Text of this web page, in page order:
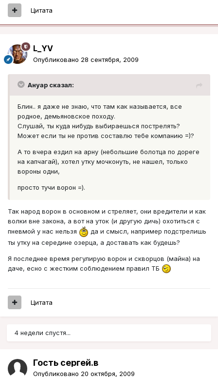
Цитата
L_YV
Опубликовано 28 сентября, 2009
Ануар сказал:
Блин.. я даже не знаю, что там как называется, все
родное, демьяновское походу.
Слушай, ты куда нибудь выбираешься пострелять?
Может если ты не против составлю тебе компанию =)?
А то вчера ездил на арну (небольшие болотца по дореге
на капчагай), хотел утку мочконуть, не нашел, только
вороны одни,
просто тучи ворон =).
Так народ ворон в основном и стреляет, они вредители и как
волки вне закона, а вот на уток (и другую дичь) охотиться с
пневмой у нас нельзя
да и смысл, например подстрелишь
ты утку на середине озерца, а доставать как будешь?
Я последнее время регулирую ворон и скворцов (майна) на
даче, есно с жестким соблюдением правил ТБ
Цитата
4 недели спустя...
Гость сергей.в
Опубликовано 20 октября, 2009